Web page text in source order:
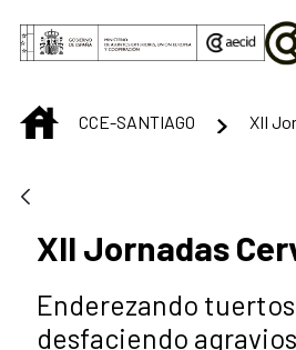
Saltar al contenido principal
INICIOCCE-SANTIAGO XII
XII Jornadas
Enderezando
desfaciendo agravios